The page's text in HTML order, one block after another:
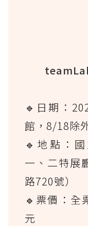
🔹日期：
館，8/18除
🔹地點：
一、二特展
路720號）
🔹票價：全
元